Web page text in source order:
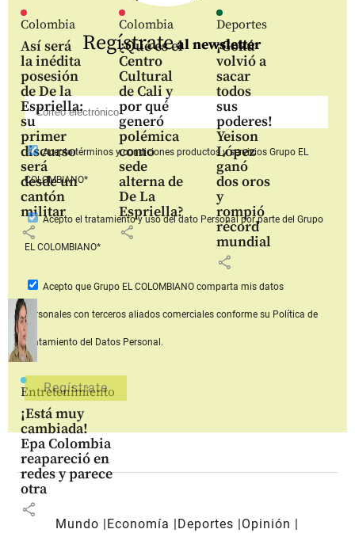
Colombia
Así será
la inédita
posesión
de De la
Espriella:
su
primer
discurso
será
desde un
cantón
militar
share
Colombia
¿Qué es el
Centro
Cultural
de Cali y
por qué
generó
polémica
como
sede
alterna de
De La
Espriella?
share
Deportes
¡Gokú
volvió a
sacar
todos
sus
poderes!
Yeison
López
ganó
dos oros
y
rompió
récord
mundial
share
Entretenimiento
¡Está muy
cambiada!
Epa Colombia
reapareció en
redes y parece
otra
share
Regístrateal newsletter
Aceptotérminos y condiciones productos y serviciosGrupo EL
COLOMBIANO*
Acepto el tratamiento y uso del dato Personalpor parte del Grupo
EL COLOMBIANO*
Acepto que Grupo EL COLOMBIANOcomparta mis datos
personales con terceros aliados comerciales conforme su Política de
Tratamiento del Datos Personal.
Mundo Economía Deportes
Opinión